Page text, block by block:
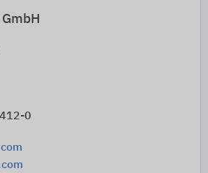
0